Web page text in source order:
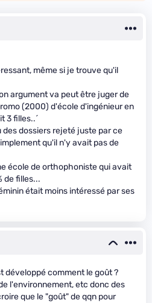
même si je trouve qu'il
argument va peut être juger de
(2000) d'école d'ingénieur en
3 filles..́
des dossiers rejeté juste par ce
qu'il n'y avait pas de
école de orthophoniste qui avait
de filles...
était moins intéressé par ses
développé comment le goût ?
l'environnement, etc donc des
que le "goût" de qqn pour